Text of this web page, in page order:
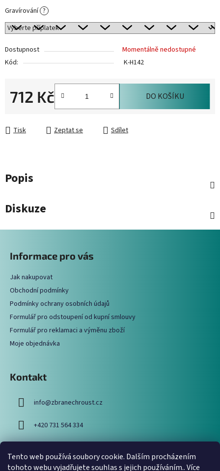
Tento web používá soubory cookie. Dalším procházením
tohoto webu vyjadřujete souhlas s jejich používáním.. Více
Gravírování ?
Dostupnost
Momentálně nedostupné
Kód:
K-H142
712 Kč DO KOŠÍKU
Tisk Zeptat se Sdílet
Popis
Diskuze
Informace pro vás
Jak nakupovat
Obchodní podmínky
Podmínky ochrany osobních údajů
Formulář pro odstoupení od kupní smlouvy
Formulář pro reklamaci a výměnu zboží
Moje objednávka
Kontakt
info@zbranechroust.cz
+420 731 564 334
Vyhledávání